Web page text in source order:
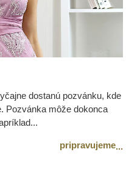
dostanú pozvánku, kde
Pozvánka môže dokonca
pripravujeme...